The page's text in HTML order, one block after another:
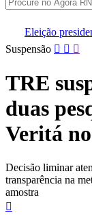
de 2026 é a
Pular
para
conteúdo
Suspensão
TRE
duas
Veritá
Decisão liminar
transparência na
amostra